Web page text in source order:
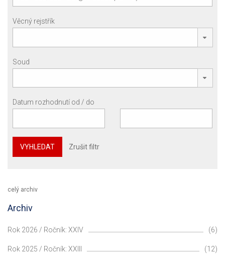
Věcný rejstřík
Soud
Datum rozhodnutí od / do
VYHLEDAT Zrušit filtr
celý archiv
Archiv
Rok 2026 / Ročník: XXIV (6)
Rok 2025 / Ročník: XXIII (12)